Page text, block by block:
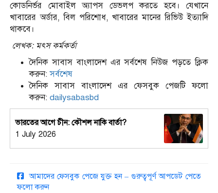
কোডনির্ভর মোবাইল অ্যাপস ডেভলপ করতে হবে। যেখানে
খাবারের অর্ডার, বিল পরিশোধ, খাবারের মানের রিভিউ ইত্যাদি
থাকবে।
লেখক: মৎস কর্মকর্তা
দৈনিক সাবাস বাংলাদেশ এর সর্বশেষ নিউজ পড়তে ক্লিক
করুন:সর্বশেষ
দৈনিক সাবাস বাংলাদেশ এর ফেসবুক পেজটি ফলো
করুন: dailysabasbd
ভারতের আগে চীন: কৌশল নাকি বার্তা?
1 July 2026
আমাদের ফেসবুক পেজে যুক্ত হন – গুরুত্বপূর্ণ আপডেট পেতে
ফলো করুন